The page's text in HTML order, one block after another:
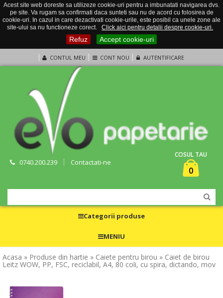
Acest site web doreste sa utilizeze cookie-uri pentru a imbunatati navigarea dvs.
pe site. Va rugam sa confirmati daca sunteti sau nu de acord cu folosirea de
cookie-uri. In cazul in care dezactivati cookie-urile, este posibil ca unele zone ale
site-ului sa nu functioneze corect.
Click aici pentru detalii despre cookie-uri.
Refuz Accept cookie-uri
CONTUL MEU CONT NOU AUTENTIFICARE
0740.200.239 Contactati-ne
COSUL TAU
0
Categorii produse
MENIU
Acasa » Produse din hartie » Caiete pentru birou » Caiet de birou
Leitz WOW, PP, FSC, reciclabil, A4, 80 coli, cu spira, dictando, mov